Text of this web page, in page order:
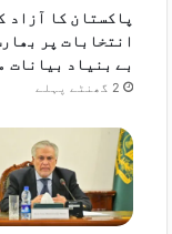
پاکستان کا آزاد
انتخابات پر
بے بنیاد بیانات
2 گھنٹے پہلے